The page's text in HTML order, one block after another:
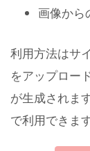
画像から
利用方法はサ
をアップロー
が生成されま
で利用できま